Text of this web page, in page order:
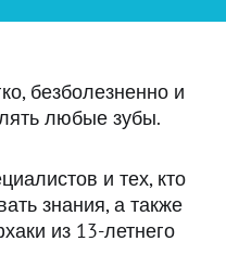
безболезненно и
любые зубы.
и тех, кто
знания, а также
из 13-летнего